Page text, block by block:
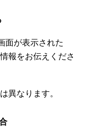
面が表示された
報をお伝えくださ
異なります。